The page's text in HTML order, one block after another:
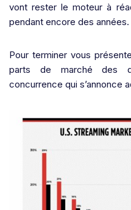
vont rester le moteur à
pendant encore des années.
Pour terminer vous
parts de marché des
concurrence qui s’annonce